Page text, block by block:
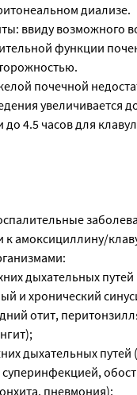
диализе.
ввиду возможного
функции
почечной
увеличивается
4.5 часов для
к амоксициллину/
дыхательных
и хронический
отит,
дыхательных путей
пневмония);